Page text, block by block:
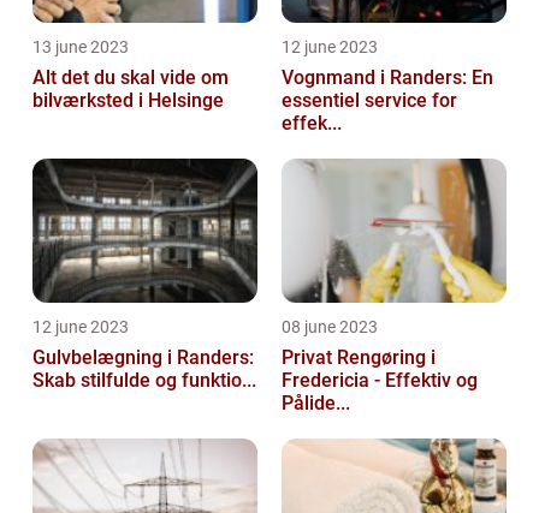
13 june 2023
Alt det du skal vide om
bilværksted i Helsinge
12 june 2023
Vognmand i Randers: En
essentiel service for
effek...
12 june 2023
Gulvbelægning i Randers:
Skab stilfulde og funktio...
08 june 2023
Privat Rengøring i
Fredericia - Effektiv og
Pålide...